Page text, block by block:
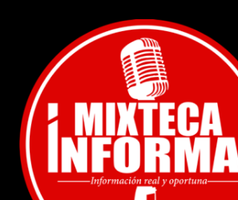
Ir al contenido principal